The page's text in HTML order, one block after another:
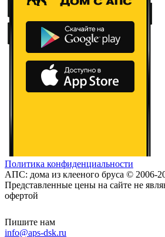
Политика конфиденциальности
АПС: дома из клееного бруса © 2006-
Представленные цены на сайте не
офертой
Пишите нам
info@aps-dsk.ru